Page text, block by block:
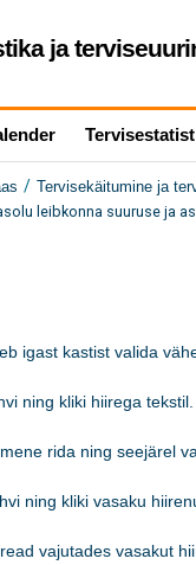
ja
/ Tervisekäitumine ja
leibkonna suuruse ja
igast kastist valida
ning kliki hiirega tekstil.
rida ning seejärel
ning kliki vasaku
vajutades vasakut